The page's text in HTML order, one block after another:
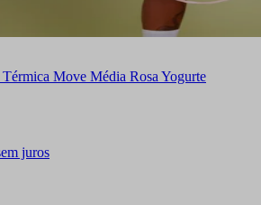
Move Média Rosa Yogurte
juros